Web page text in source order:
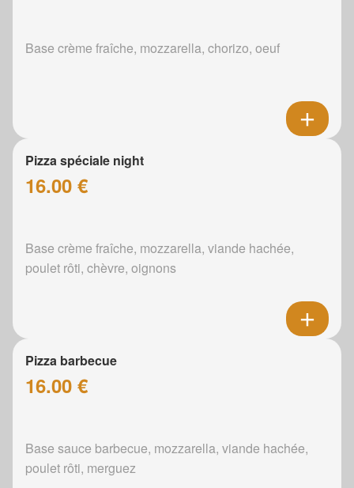
Base crème fraîche, mozzarella, chorizo, oeuf
Pizza spéciale night
16.00 €
Base crème fraîche, mozzarella, viande hachée,
poulet rôti, chèvre, oignons
Pizza barbecue
16.00 €
Base sauce barbecue, mozzarella, viande hachée,
poulet rôti, merguez